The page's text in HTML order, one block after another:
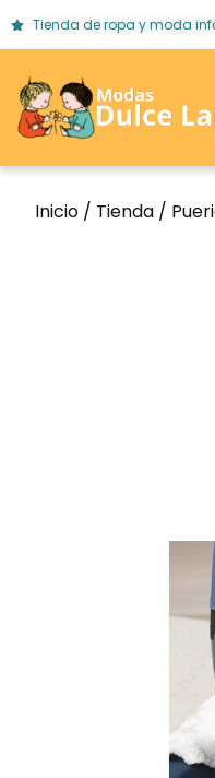
Tienda de ropa y moda
Inicio / Tienda /